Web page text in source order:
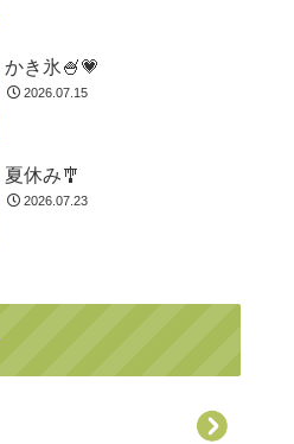
かき氷🍧💗
2026.07.15
夏休み🎐
2026.07.23